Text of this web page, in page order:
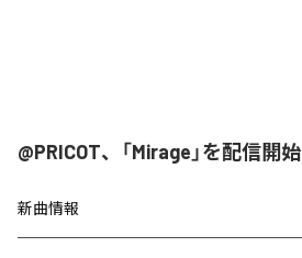
@PRICOT、「Mirage」を配信開始
新曲情報